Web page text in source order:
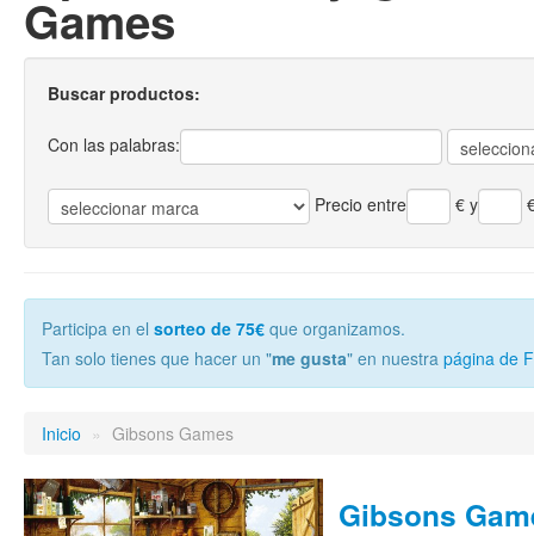
Games
Buscar productos:
Con las palabras:
Precio entre €y
Participa en el sorteo de 75€ que organizamos.
Tan solo tienes que hacer un "me gusta" en nuestra página de
Inicio » Gibsons Games
Gibsons